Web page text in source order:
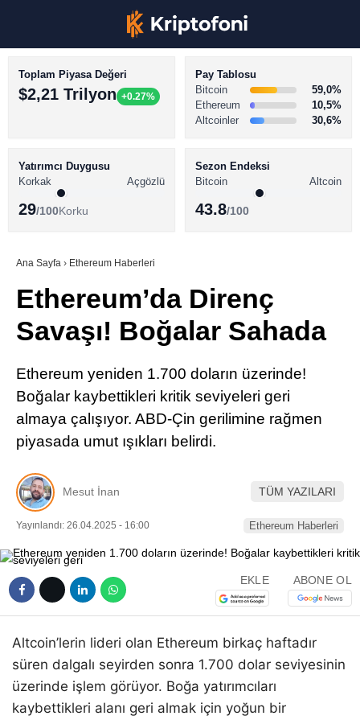
Youtube
TikTok
Pinterest
LinkedIn
BİTCOİN HABERLERİ
ALTCOİN HABERLERİ
SÖZLÜK
Toplam Piyasa Değeri
$2,21 Trilyon +0.27%
Pay Tablosu
Bitcoin
59,0%
Ethereum
10,5%
Altcoinler
30,6%
Yatırımcı Duygusu
Korkak
Açgözlü
29/100Korku
Sezon Endeksi
Bitcoin
Altcoin
43.8/100
Ana Sayfa › Ethereum Haberleri
Ethereum’da Direnç
Savaşı! Boğalar Sahada
Ethereum yeniden 1.700 doların üzerinde!
Boğalar kaybettikleri kritik seviyeleri geri
almaya çalışıyor. ABD-Çin gerilimine rağmen
piyasada umut ışıkları belirdi.
Mesut İnan TÜM YAZILARI
Yayınlandı: 26.04.2025 - 16:00 Ethereum Haberleri
EKLE ABONE OL
Altcoin’lerin lideri olan Ethereum birkaç haftadır
süren dalgalı seyirden sonra 1.700 dolar seviyesinin
üzerinde işlem görüyor. Boğa yatırımcıları
kaybettikleri alanı geri almak için yoğun bir